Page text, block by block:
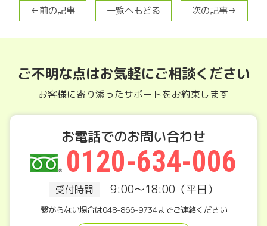
←前の記事 一覧へもどる 次の記事→
ご不明な点はお気軽にご相談ください
お客様に寄り添ったサポートをお約束します
お電話でのお問い合わせ
0120-634-006
受付時間 9:00～18:00（平日）
繋がらない場合は048-866-9734までご連絡ください